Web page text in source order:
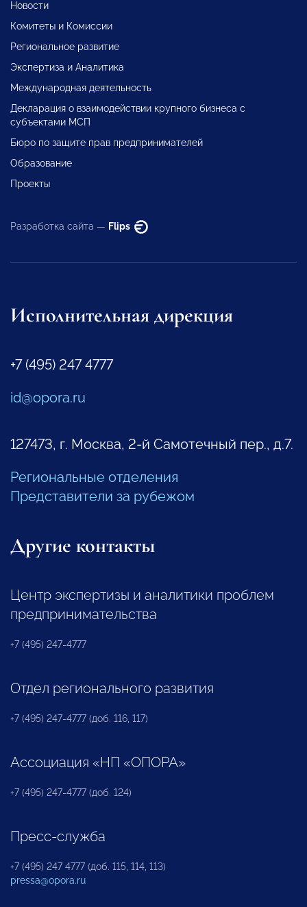
Новости
Комитеты и Комиссии
Региональное развитие
Экспертиза и Аналитика
Международная деятельность
Декларация о взаимодействии крупного бизнеса с
субъектами МСП
Бюро по защите прав предпринимателей
Образование
Проекты
Разработка сайта — Flips
Исполнительная дирекция
+7 (495) 247 4777
id@opora.ru
127473, г. Москва, 2-й Самотечный пер., д.7.
Региональные отделения
Представители за рубежом
Другие контакты
Центр экспертизы и аналитики проблем
предпринимательства
+7 (495) 247-4777
Отдел регионального развития
+7 (495) 247-4777 (доб. 116, 117)
Ассоциация «НП «ОПОРА»
+7 (495) 247-4777 (доб. 124)
Пресс-служба
+7 (495) 247 4777 (доб. 115, 114, 113)
pressa@opora.ru